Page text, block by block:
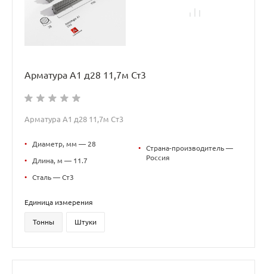
Арматура А1 д28 11,7м Ст3
Арматура А1 д28 11,7м Ст3
• Диаметр, мм — 28
• Длина, м — 11.7
• Сталь — Ст3
•
Страна-производитель —
Россия
Единица измерения
Тонны Штуки